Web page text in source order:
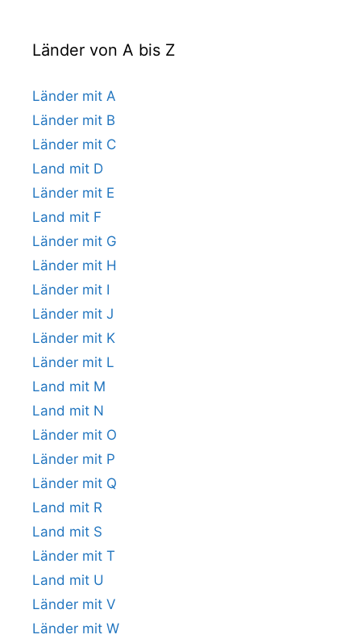
Länder von A bis Z
Länder mit A
Länder mit B
Länder mit C
Land mit D
Länder mit E
Land mit F
Länder mit G
Länder mit H
Länder mit I
Länder mit J
Länder mit K
Länder mit L
Land mit M
Land mit N
Länder mit O
Länder mit P
Länder mit Q
Land mit R
Land mit S
Länder mit T
Land mit U
Länder mit V
Länder mit W